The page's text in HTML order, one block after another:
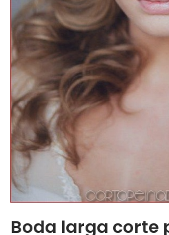
Boda larga corte